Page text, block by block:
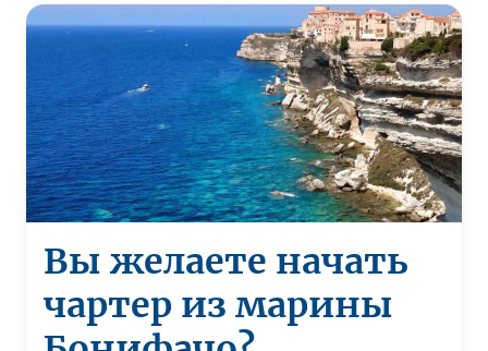
Вы желаете начать
чартер из марины